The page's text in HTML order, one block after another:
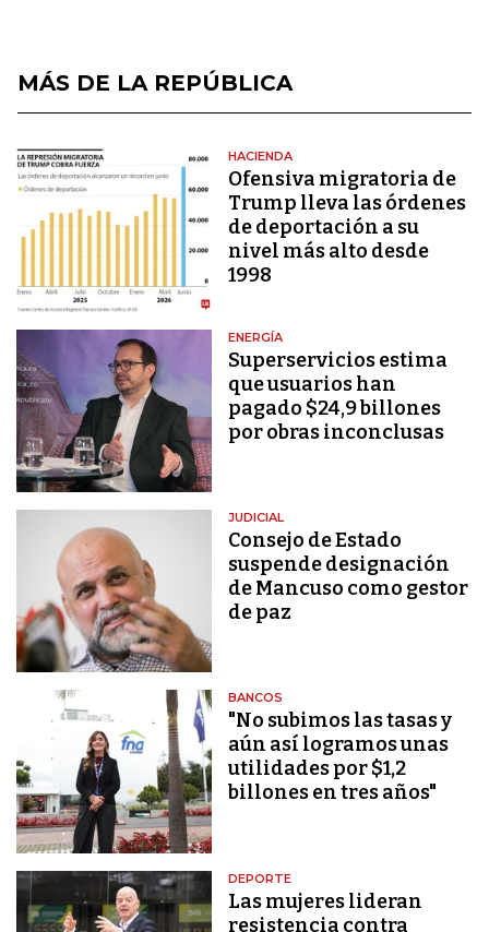
MÁS DE LA REPÚBLICA
HACIENDA
Ofensiva migratoria de
Trump lleva las órdenes
de deportación a su
nivel más alto desde
1998
ENERGÍA
Superservicios estima
que usuarios han
pagado $24,9 billones
por obras inconclusas
JUDICIAL
Consejo de Estado
suspende designación
de Mancuso como gestor
de paz
BANCOS
"No subimos las tasas y
aún así logramos unas
utilidades por $1,2
billones en tres años"
DEPORTE
Las mujeres lideran
resistencia contra